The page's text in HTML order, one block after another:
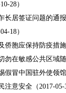
28）
长居签证问题的通报
18）
侨胞应保持防疫措施
勿在敏感公共区域随
假冒中国驻外使领
意安全（2017-05-